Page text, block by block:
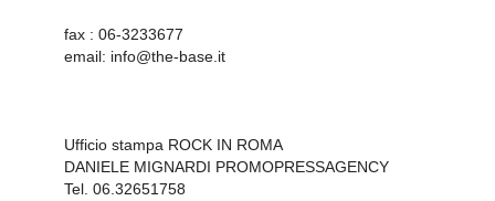
fax : 06-3233677
email: info@the-base.it
Ufficio stampa ROCK IN ROMA
DANIELE MIGNARDI PROMOPRESSAGENCY
Tel. 06.32651758